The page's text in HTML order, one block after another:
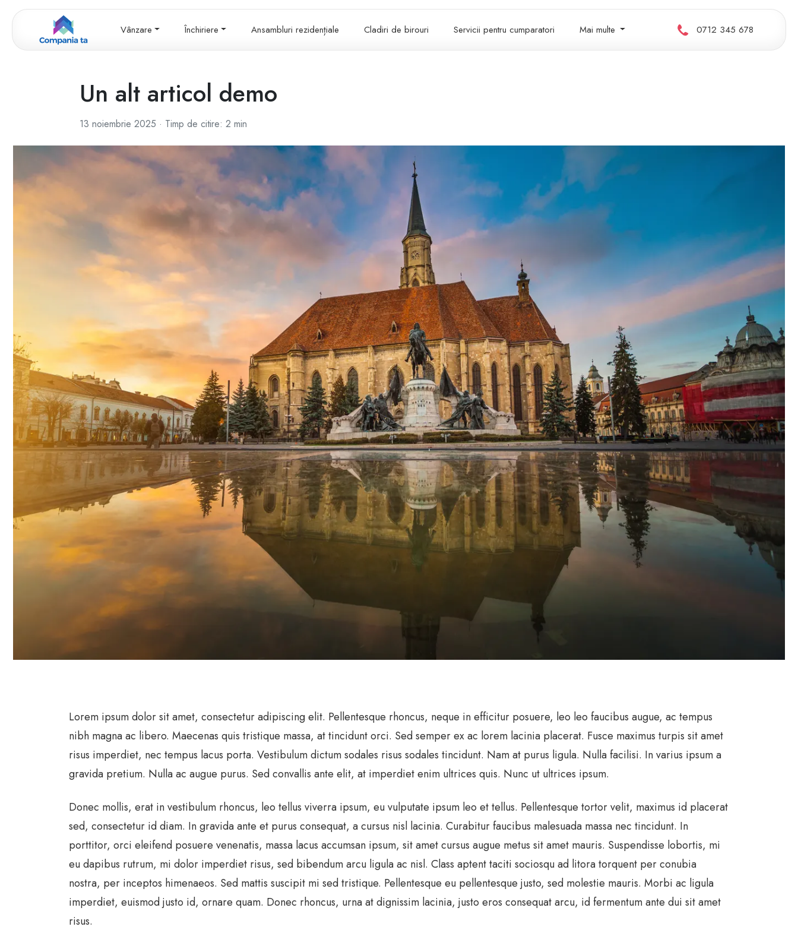
Vânzare Închiriere Ansambluri rezidențiale Cladiri de birouri Servicii pentru cumparatori Mai multe 0712 345 678
Un alt articol demo
13 noiembrie 2025 · Timp de citire: 2 min
Lorem ipsum dolor sit amet, consectetur adipiscing elit. Pellentesque rhoncus, neque in efficitur posuere, leo leo faucibus augue, ac tempus
nibh magna ac libero. Maecenas quis tristique massa, at tincidunt orci. Sed semper ex ac lorem lacinia placerat. Fusce maximus turpis sit amet
risus imperdiet, nec tempus lacus porta. Vestibulum dictum sodales risus sodales tincidunt. Nam at purus ligula. Nulla facilisi. In varius ipsum a
gravida pretium. Nulla ac augue purus. Sed convallis ante elit, at imperdiet enim ultrices quis. Nunc ut ultrices ipsum.
Donec mollis, erat in vestibulum rhoncus, leo tellus viverra ipsum, eu vulputate ipsum leo et tellus. Pellentesque tortor velit, maximus id placerat
sed, consectetur id diam. In gravida ante et purus consequat, a cursus nisl lacinia. Curabitur faucibus malesuada massa nec tincidunt. In
porttitor, orci eleifend posuere venenatis, massa lacus accumsan ipsum, sit amet cursus augue metus sit amet mauris. Suspendisse lobortis, mi
eu dapibus rutrum, mi dolor imperdiet risus, sed bibendum arcu ligula ac nisl. Class aptent taciti sociosqu ad litora torquent per conubia
nostra, per inceptos himenaeos. Sed mattis suscipit mi sed tristique. Pellentesque eu pellentesque justo, sed molestie mauris. Morbi ac ligula
imperdiet, euismod justo id, ornare quam. Donec rhoncus, urna at dignissim lacinia, justo eros consequat arcu, id fermentum ante dui sit amet
risus.